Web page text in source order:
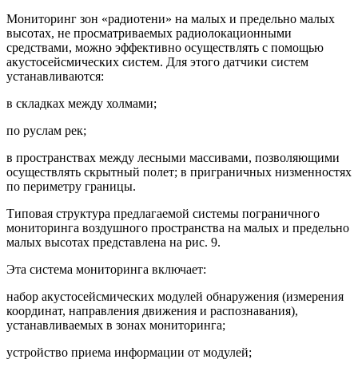
Мониторинг зон «радиотени» на малых и предельно малых
высотах, не просматриваемых радиолокационными
средствами, можно эффективно осуществлять с помощью
акустосейсмических систем. Для этого датчики систем
устанавливаются:
в складках между холмами;
по руслам рек;
в пространствах между лесными массивами, позволяющими
осуществлять скрытный полет; в приграничных низменностях
по периметру границы.
Типовая структура предлагаемой системы пограничного
мониторинга воздушного пространства на малых и предельно
малых высотах представлена на рис. 9.
Эта система мониторинга включает:
набор акустосейсмических модулей обнаружения (измерения
координат, направления движения и распознавания),
устанавливаемых в зонах мониторинга;
устройство приема информации от модулей;